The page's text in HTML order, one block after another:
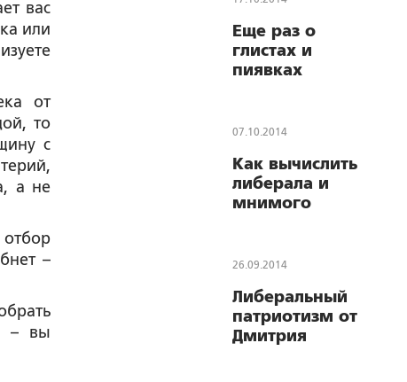
вас
или
от
то
с
а не
отбор
–
– вы
Еще раз о
глистах и
пиявках
07.10.2014
Как вычислить
либерала и
мнимого
26.09.2014
Либеральный
патриотизм от
Дмитрия